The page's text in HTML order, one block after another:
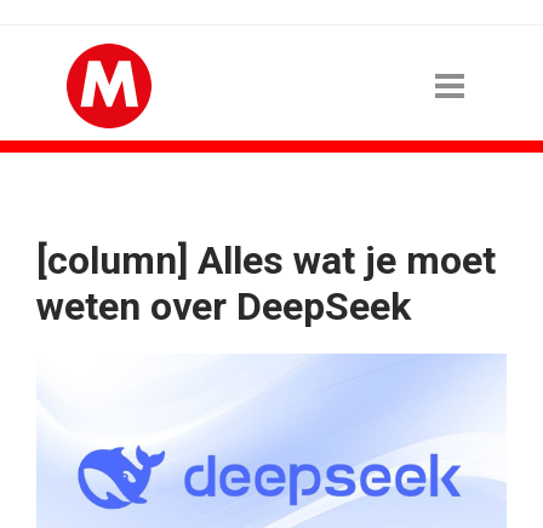
[column] Alles wat je moet
weten over DeepSeek